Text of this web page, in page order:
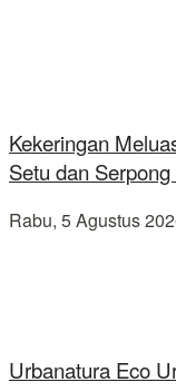
Kekeringan
Setu dan
Rabu, 5 Agustus
Urbanatura Eco